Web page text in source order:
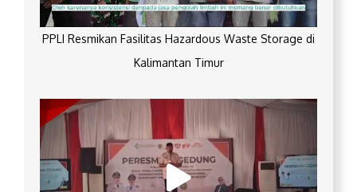
PPLI Resmikan Fasilitas Hazardous Waste Storage di
Kalimantan Timur